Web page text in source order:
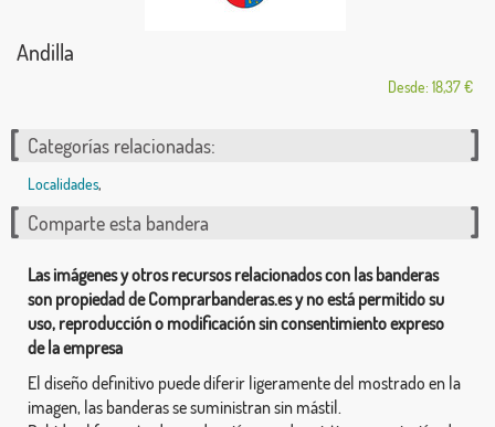
Andilla
Desde: 18,37 €
Categorías relacionadas:
Localidades,
Comparte esta bandera
Las imágenes y otros recursos relacionados con las banderas
son propiedad de Comprarbanderas.es y no está permitido su
uso, reproducción o modificación sin consentimiento expreso
de la empresa
El diseño definitivo puede diferir ligeramente del mostrado en la
imagen, las banderas se suministran sin mástil.